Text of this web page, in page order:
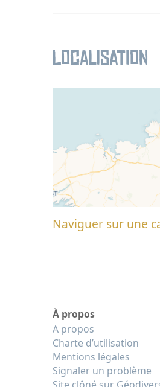
Localisation
Naviguer sur une
À propos
A propos
Charte d’utilisation
Mentions légales
Signaler un problème